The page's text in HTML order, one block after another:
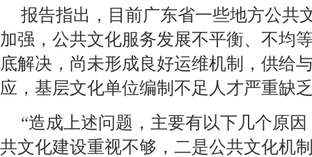
报告指出，目前广东省一些地方公共
加强，公共文化服务发展不平衡、不均
底解决，尚未形成良好运维机制，供给
应，基层文化单位编制不足人才严重缺
“造成上述问题，主要有以下几个原
共文化建设重视不够，二是公共文化机